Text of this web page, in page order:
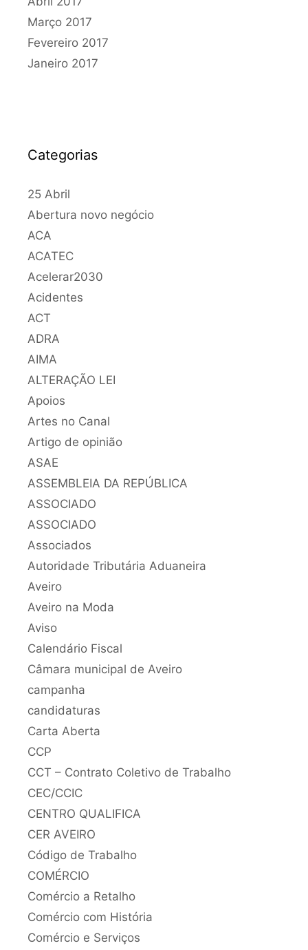
Março 2017
Fevereiro 2017
Janeiro 2017
Categorias
25 Abril
Abertura novo negócio
ACA
ACATEC
Acelerar2030
Acidentes
ACT
ADRA
AIMA
ALTERAÇÃO LEI
Apoios
Artes no Canal
Artigo de opinião
ASAE
ASSEMBLEIA DA REPÚBLICA
ASSOCIADO
ASSOCIADO
Associados
Autoridade Tributária Aduaneira
Aveiro
Aveiro na Moda
Aviso
Calendário Fiscal
Câmara municipal de Aveiro
campanha
candidaturas
Carta Aberta
CCP
CCT – Contrato Coletivo de Trabalho
CEC/CCIC
CENTRO QUALIFICA
CER AVEIRO
Código de Trabalho
COMÉRCIO
Comércio a Retalho
Comércio com História
Comércio e Serviços